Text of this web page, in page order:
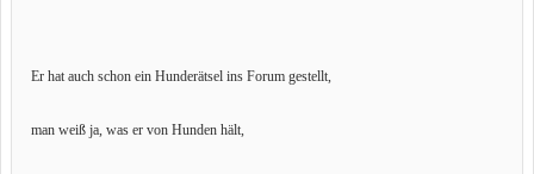
Er hat auch schon ein Hunderätsel ins Forum gestellt,
man weiß ja, was er von Hunden hält,